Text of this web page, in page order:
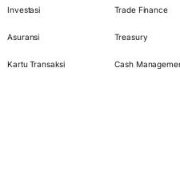
Investasi
Asuransi
Kartu Transaksi
Trade Finance
Treasury
Cash